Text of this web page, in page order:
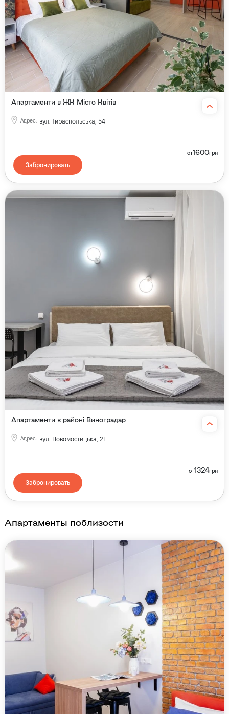
Апартаменти в ЖК Місто Квітів
Адрес: вул. Тираспольська, 54
от1600грн
Забронировать
Апартаменти в районі Виноградар
Адрес: вул. Новомостицька, 2Г
от1324грн
Забронировать
Апартаменты поблизости